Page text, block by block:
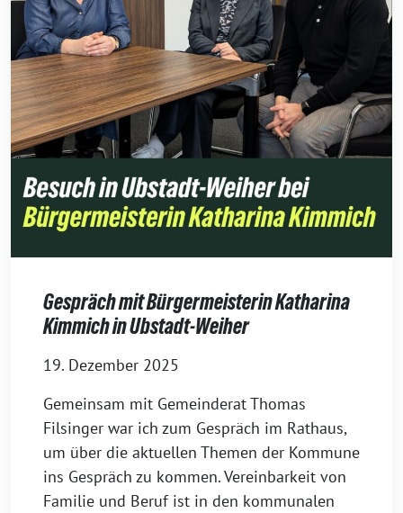
Gespräch mit Bürgermeisterin Katharina
Kimmich in Ubstadt-Weiher
19. Dezember 2025
Gemeinsam mit Gemeinderat Thomas
Filsinger war ich zum Gespräch im Rathaus,
um über die aktuellen Themen der Kommune
ins Gespräch zu kommen. Vereinbarkeit von
Familie und Beruf ist in den kommunalen